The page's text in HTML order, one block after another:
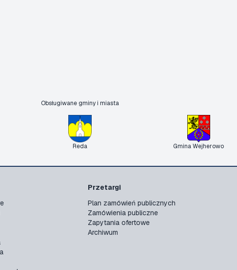
Obsługiwane gminy i miasta
Reda Gmina Wejherowo
Przetargi
Plan zamówień publicznych
Zamówienia publiczne
Zapytania ofertowe
Archiwum